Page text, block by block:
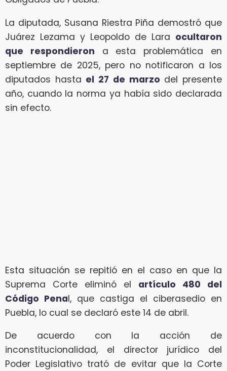
La diputada, Susana Riestra Piña demostró que
Juárez Lezama y Leopoldo de Lara ocultaron
que respondieron a esta problemática en
septiembre de 2025, pero no notificaron a los
diputados hasta el 27 de marzo del presente
año, cuando la norma ya había sido declarada
sin efecto.
Esta situación se repitió en el caso en que la
Suprema Corte eliminó el artículo 480 del
Código Penal, que castiga el ciberasedio en
Puebla, lo cual se declaró este 14 de abril.
De acuerdo con la acción de
inconstitucionalidad, el director jurídico del
Poder Legislativo trató de evitar que la Corte